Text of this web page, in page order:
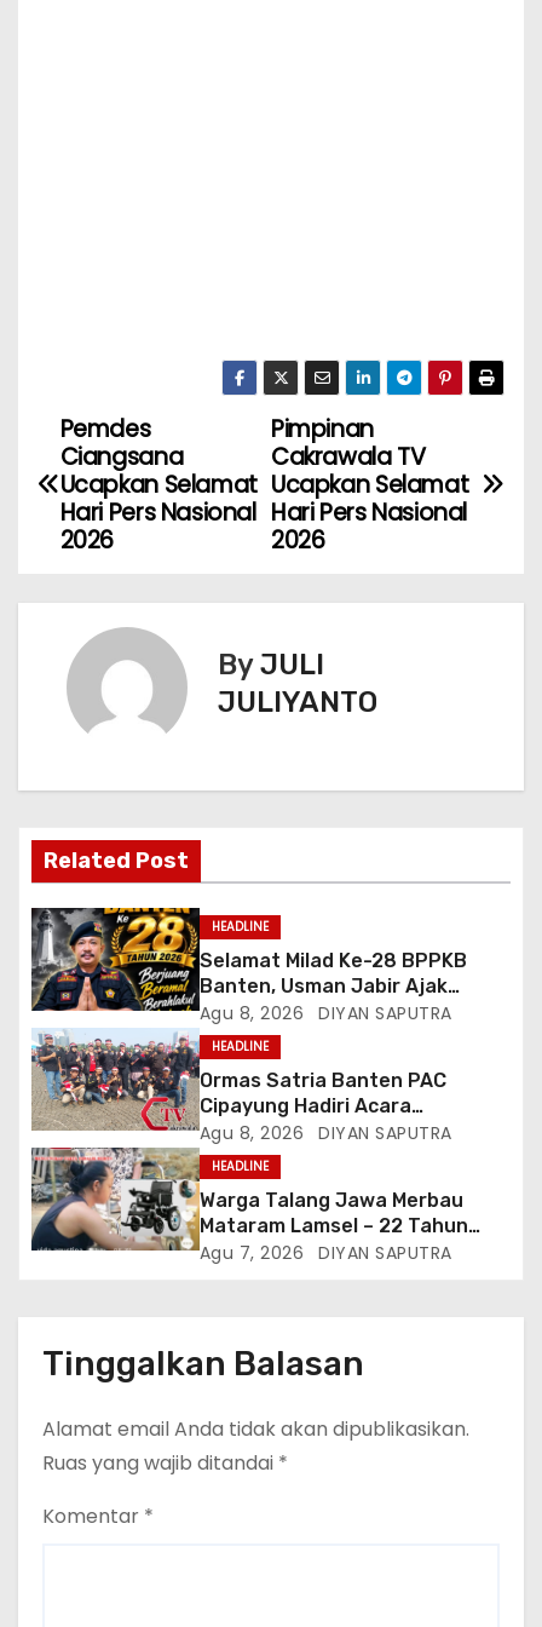
Pimpinan
Cakrawala TV
Ucapkan Selamat
Hari Pers Nasional
2026
Pemdes
Ciangsana
Ucapkan Selamat
Hari Pers Nasional
2026
ByJULI
JULIYANTO
Related Post
HEADLINE
Selamat Milad Ke-28 BPPKB
Banten, Usman Jabir Ajak
Perkuat Solidaritas Dan
Kebersamaan
Agu 8, 2026 DIYAN SAPUTRA
HEADLINE
Ormas Satria Banten PAC
Cipayung Hadiri Acara
Menjelang HUT Ke-81
Kemerdekaan RI Di Silang Monas
Agu 8, 2026 DIYAN SAPUTRA
HEADLINE
Warga Talang Jawa Merbau
Mataram Lamsel – 22 Tahun
Lumpuh Vina Agustina Viral Di
Cakrawala Tv Meminta Pemda
Lamsel Bertindak
Agu 7, 2026 DIYAN SAPUTRA
Tinggalkan Balasan
Alamat email Anda tidak akan dipublikasikan.
Ruas yang wajib ditandai *
Komentar *